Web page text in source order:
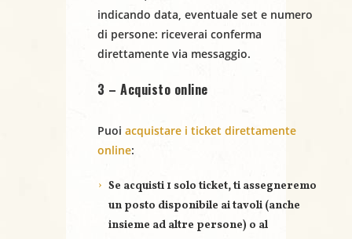
a
v
g
z
i
indicando data eventuale set e numero
di persone: riceverai conferma
direttamente via messaggio.
3 – Acquisto online
Puoi acquistare i ticket direttamente
online:
Se acquisti 1 solo ticket, ti assegneremo
un posto disponibile ai tavoli (anche
insieme ad altre persone) o al